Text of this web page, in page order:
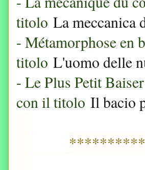
titolo La meccanica
- Métamorphose en
titolo L'uomo delle
- Le Plus Petit
con il titolo Il bacio